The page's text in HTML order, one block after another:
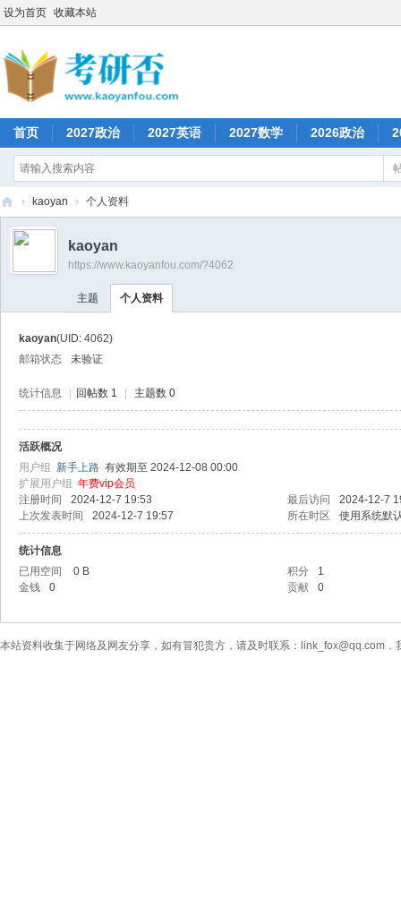
设为首页 收藏本站
首页 2027政治 2027英语 2027数学 2026政治
考
否
› kaoyan › 个人资料
kaoyan
https://www.kaoyanfou.com/?4062
主题 个人资料
kaoyan(UID: 4062)
邮箱状态
未验证
统计信息 回帖数 1 主题数 0
活跃概况
用户组 新手上路 有效期至 2024-12-08 00:00
扩展用户组 年费vip会员
注册时间
2024-12-7 19:53 最后访问
2024-12-7
上次发表时间
2024-12-7 19:57 所在时区 使用系统默
统计信息
已用空间
0 B 积分
1
金钱
0 贡献 0
本站资料收集于网络及网友分享，如有冒犯贵方，请及时联系：link_fox@qq.com，